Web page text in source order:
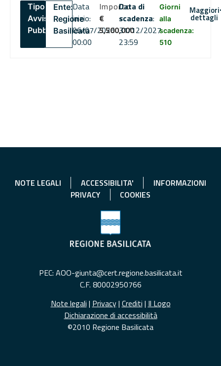
Tipo:
Avviso
Pubblico
Ente:
Regione
Basilicata
Data
inizio:
06/07/2026
00:00
Importo
€
5,500,000
Data di
scadenza:
31/12/2027
23:59
Giorni
alla
scadenza:
510
Maggiori
dettagli
NOTE LEGALI ACCESSIBILITA'
INFORMAZIONI
PRIVACY
COOKIES
PEC: AOO-giunta@cert.regione.basilicata.it
C.F. 80002950766
Note legali | Privacy| Crediti | Il Logo
Dichiarazione di accessibilità
©2010 Regione Basilicata